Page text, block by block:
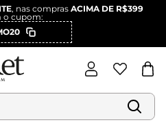
, nas compras ACIMA DE R$399
o cupom: